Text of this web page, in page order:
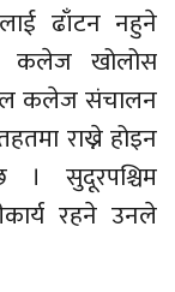
ढाँटन नहुने
कलेज खोलोस
कलेज संचालन
राख्ने होइन
। सुदूरपश्चिम
रहने उनले